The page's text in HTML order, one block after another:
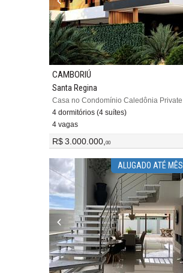
CAMBORIÚ
Santa Regina
4 dormitórios (4 suítes)
4 vagas
R$ 3.000.000,00
ALUGADO ATÉ